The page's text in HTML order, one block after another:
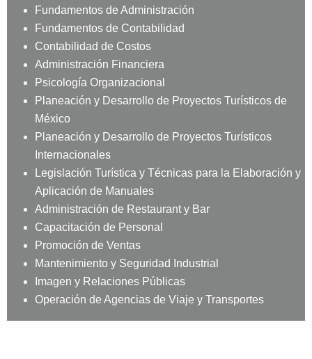
Fundamentos de Administración
Fundamentos de Contabilidad
Contabilidad de Costos
Administración Financiera
Psicología Organizacional
Planeación y Desarrollo de Proyectos Turísticos de
México
Planeación y Desarrollo de Proyectos Turísticos
Internacionales
Legislación Turística y Técnicas para la Elaboración y
Aplicación de Manuales
Administración de Restaurant y Bar
Capacitación de Personal
Promoción de Ventas
Mantenimiento y Seguridad Industrial
Imagen y Relaciones Públicas
Operación de Agencias de Viaje y Transportes